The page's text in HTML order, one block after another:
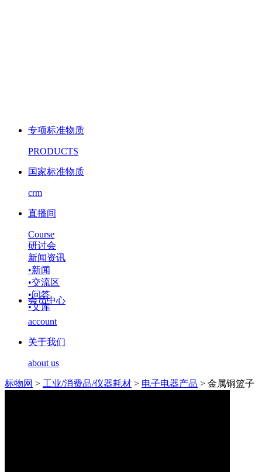
专项标准物质
PRODUCTS
国家标准物质
crm
直播间
Course
研讨会
新闻资讯
•新闻
•交流区
•问答
•文库
会员中心
account
关于我们
about us
标物网 > 工业/消费品/仪器耗材 > 电子电器产品 > 金属铜篮子